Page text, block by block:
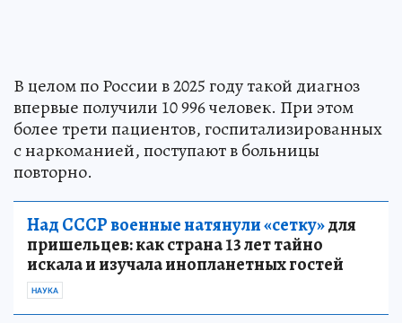
В целом по России в 2025 году такой диагноз
впервые получили 10 996 человек. При этом
более трети пациентов, госпитализированных
с наркоманией, поступают в больницы
повторно.
Над СССР военные натянули «сетку»для
пришельцев: как страна 13 лет тайно
искала и изучала инопланетных гостей
НАУКА